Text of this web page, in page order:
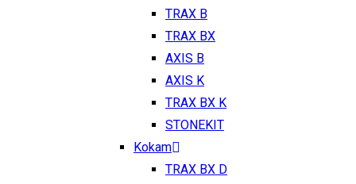
TRAX B
TRAX BX
AXIS B
AXIS K
TRAX BX K
STONEKIT
Kokam
TRAX BX D